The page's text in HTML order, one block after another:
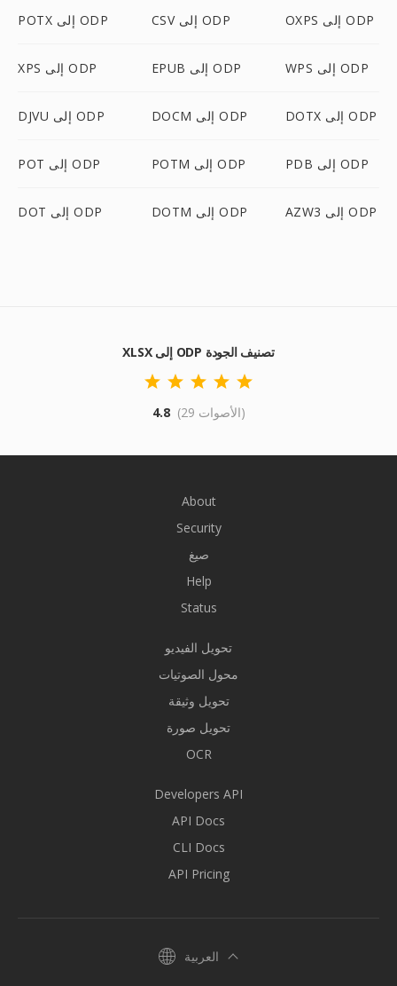
POTX إلى ODP CSV إلى ODP OXPS إلى ODP
XPS إلى ODP EPUB إلى ODP WPS إلى ODP
DJVU إلى ODP DOCM إلى ODP DOTX إلى ODP
POT إلى ODP POTM إلى ODP PDB إلى ODP
DOT إلى ODP DOTM إلى ODP AZW3 إلى ODP
XLSX إلى ODP تصنيف الجودة
4.8 (29 الأصوات)
About
Security
صيغ
Help
Status
تحويل الفيديو
محول الصوتيات
تحويل وثيقة
تحويل صورة
OCR
Developers API
API Docs
CLI Docs
API Pricing
العربية